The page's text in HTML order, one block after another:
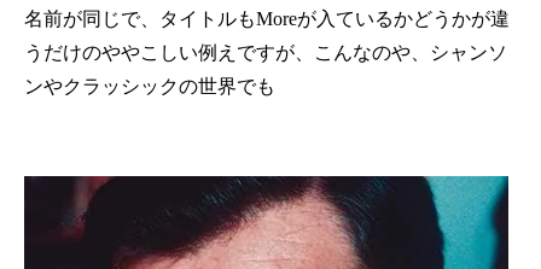
名前が同じで、タイトルもMoreが入ているかどうかが違
うだけのややこしい例えですが、こんなのや、シャンソ
ンやクラッシックの世界でも